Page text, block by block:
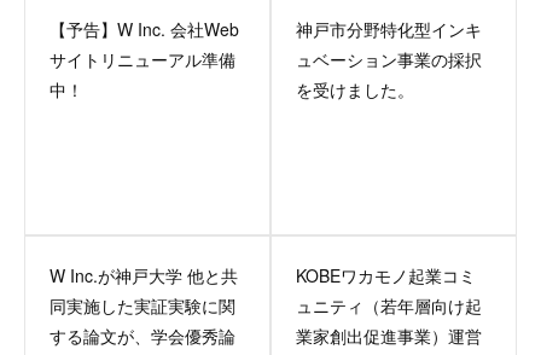
【予告】W Inc. 会社Web
サイトリニューアル準備
中！
神戸市分野特化型インキ
ュベーション事業の採択
を受けました。
W Inc.が神戸大学 他と共
同実施した実証実験に関
する論文が、学会優秀論
KOBEワカモノ起業コミ
ュニティ（若年層向け起
業家創出促進事業）運営